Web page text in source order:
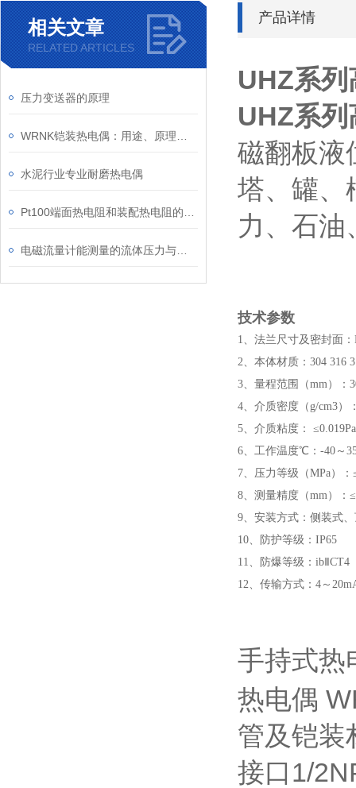
相关文章
RELATED ARTICLES
压力变送器的原理
水泥行业专业耐磨热电偶
产品详情
UHZ系
UHZ系
磁翻板液
塔、罐、
力、石油
技术参数
1、法兰尺寸及密封面
2、本体材质：304 316
3、量程范围（mm）：
4、介质密度（g/cm3）
5、介质粘度：
6、工作温度℃：-40～
7、压力等级（MPa）：
8、测量精度（mm）：
9、安装方式：侧装式
10、防护等级：IP65
11、防爆等级：ibⅡCT4
12、传输方式：4～
手持式热
热电偶
管及铠
接口1/